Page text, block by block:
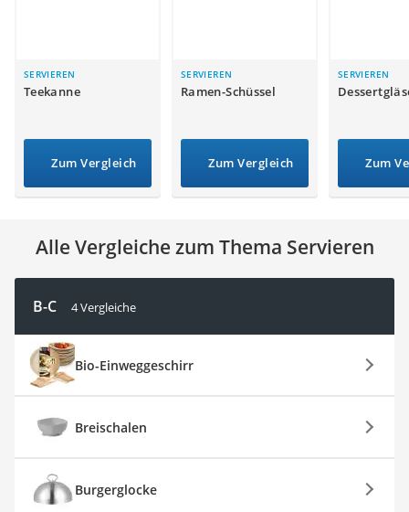
Messerschärfer
Service
SERVIEREN
Teekanne
Zum Vergleich
SERVIEREN
Ramen-Schüssel
Zum Vergleich
SERVIEREN
Zum
Alle Vergleiche zum Thema Servieren
B-C 4 Vergleiche
Bio-Einweggeschirr
Breischalen
Burgerglocke